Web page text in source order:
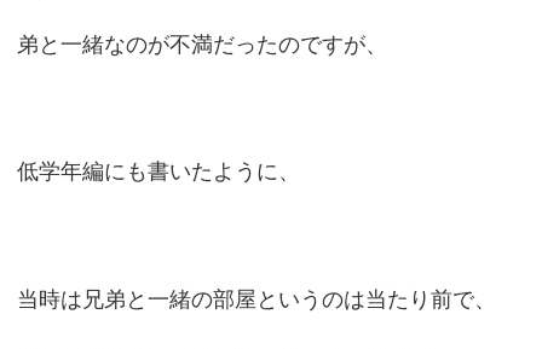
弟と一緒なのが不満だったのですが、
低学年編にも書いたように、
当時は兄弟と一緒の部屋というのは当たり前で、